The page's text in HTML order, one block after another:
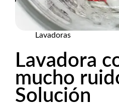
Lavadoras
Lavadora
mucho
Solución